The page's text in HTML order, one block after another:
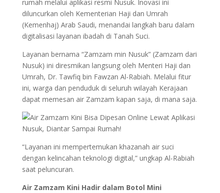
rumah melalui aplikasi resmi Nusuk. Inovasi ini
diluncurkan oleh Kementerian Haji dan Umrah
(Kemenhaj) Arab Saudi, menandai langkah baru dalam
digitalisasi layanan ibadah di Tanah Suci.
Layanan bernama “Zamzam min Nusuk” (Zamzam dari
Nusuk) ini diresmikan langsung oleh Menteri Haji dan
Umrah, Dr. Tawfiq bin Fawzan Al-Rabiah. Melalui fitur
ini, warga dan penduduk di seluruh wilayah Kerajaan
dapat memesan air Zamzam kapan saja, di mana saja.
“Layanan ini mempertemukan khazanah air suci
dengan kelincahan teknologi digital,” ungkap Al-Rabiah
saat peluncuran.
Air Zamzam Kini Hadir dalam Botol Mini